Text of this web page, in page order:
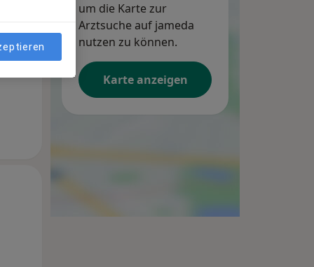
um die Karte zur
Arztsuche auf jameda
nutzen zu können.
Karte anzeigen